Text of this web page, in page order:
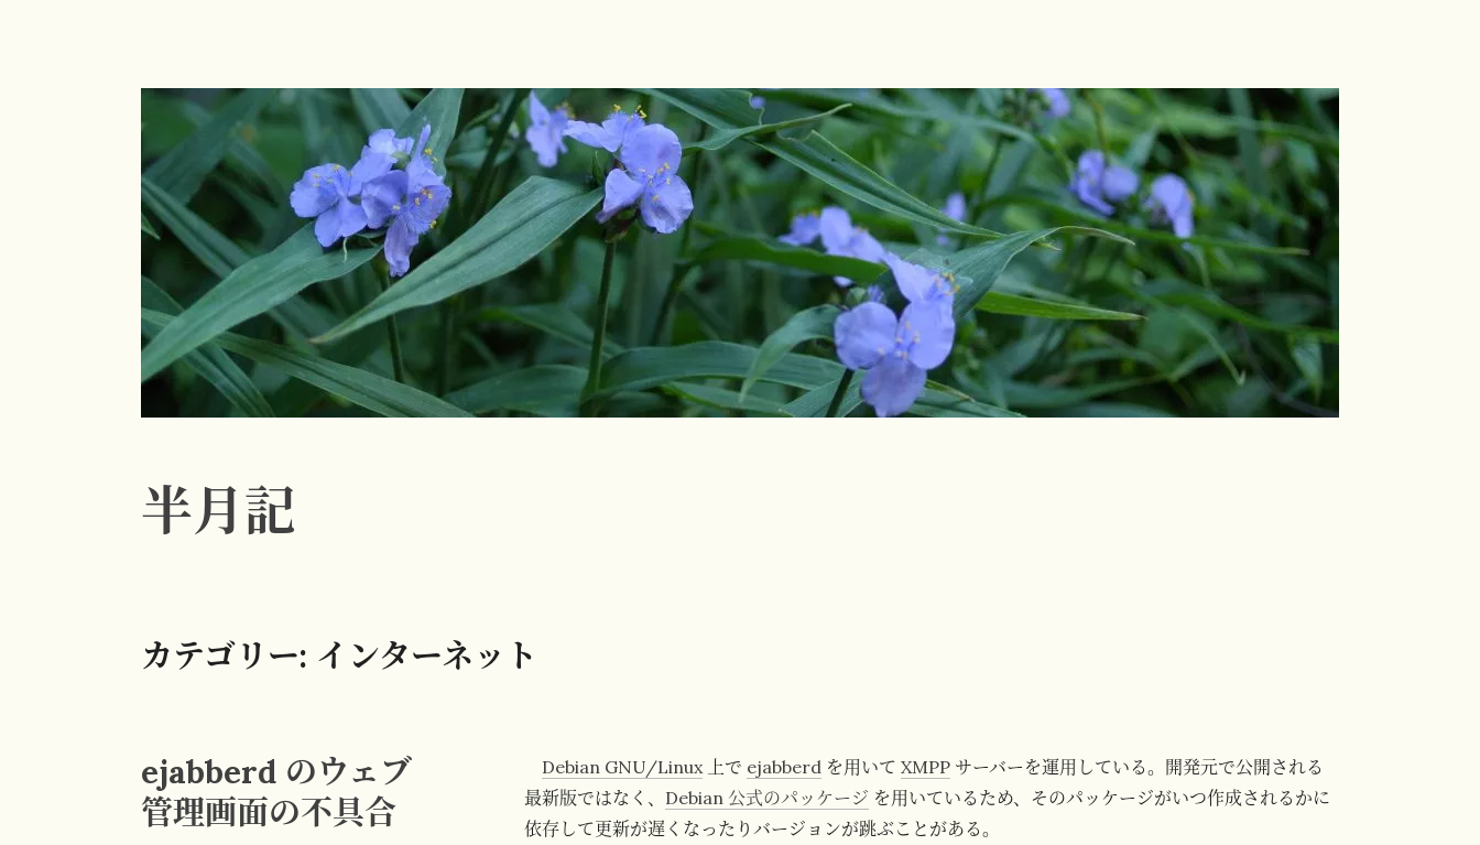
ン
テ
ン
ツ
ス
キ
ッ
プ
半月記
カテゴリー: インターネット
ejabberd のウェブ
管理画面の不具合
Debian GNU/Linux上で ejabberd を用いてXMPP サーバーを運用している。開発元で公開される
最新版ではなく、 Debian 公式のパッケージ を用いているため、そのパッケージがいつ作成されるかに
依存して更新が遅くなったりバージョンが跳ぶことがある。